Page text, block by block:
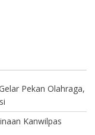
Pekan Olahraga,
Kanwilpas